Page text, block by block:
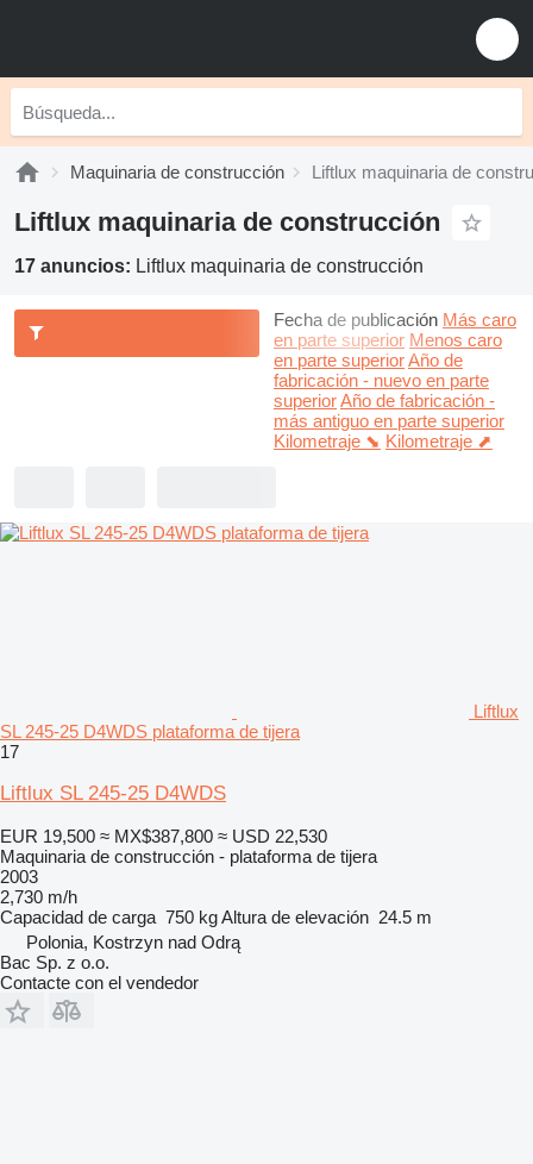
Maquinaria de construcción Liftlux maquinaria de
Liftlux maquinaria de construcción
17 anuncios: Liftlux maquinaria de construcción
Fecha de publicación Más caro
en parte superior Menos caro
en parte superiorAño de
fabricación - nuevo en parte
superiorAño de fabricación -
más antiguo en parte superior
Kilometraje ⬊ Kilometraje ⬈
Liftlux
SL 245-25 D4WDS plataforma de tijera
17
Liftlux SL 245-25 D4WDS
EUR 19,500 ≈ MX$387,800 ≈ USD 22,530
Maquinaria de construcción - plataforma de tijera
2003
2,730 m/h
Capacidad de carga 750 kgAltura de elevación 24.5 m
Polonia, Kostrzyn nad Odrą
Bac Sp. z o.o.
Contacte con el vendedor